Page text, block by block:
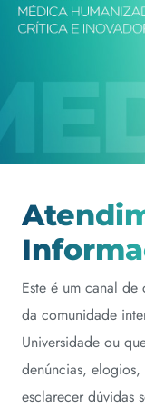
Este é um canal
da comunidade
Universidade ou
denúncias,
esclarecer dúvidas